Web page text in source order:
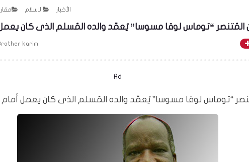
الأخبار الاسلام
karim
Ad
“توماس لوقا مسوسا” يُعمّد والده المُسلم الذى كان يعمل